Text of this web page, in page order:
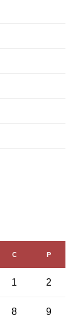
C P
1 2
8 9